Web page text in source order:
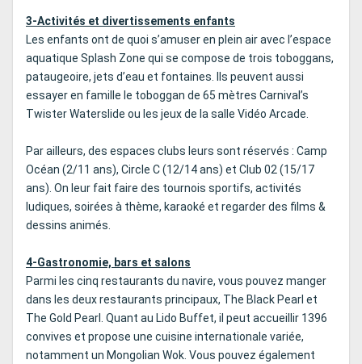
3-Activités et divertissements enfants
Les enfants ont de quoi s’amuser en plein air avec l’espace
aquatique Splash Zone qui se compose de trois toboggans,
pataugeoire, jets d’eau et fontaines. Ils peuvent aussi
essayer en famille le toboggan de 65 mètres Carnival’s
Twister Waterslide ou les jeux de la salle Vidéo Arcade.
Par ailleurs, des espaces clubs leurs sont réservés : Camp
Océan (2/11 ans), Circle C (12/14 ans) et Club 02 (15/17
ans). On leur fait faire des tournois sportifs, activités
ludiques, soirées à thème, karaoké et regarder des films &
dessins animés.
4-Gastronomie, bars et salons
Parmi les cinq restaurants du navire, vous pouvez manger
dans les deux restaurants principaux, The Black Pearl et
The Gold Pearl. Quant au Lido Buffet, il peut accueillir 1396
convives et propose une cuisine internationale variée,
notamment un Mongolian Wok. Vous pouvez également